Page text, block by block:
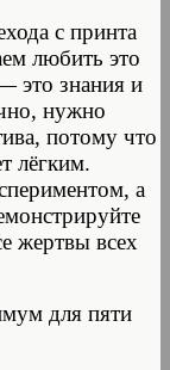
с принта
любить это
это знания и
нужно
потому что
лёгким.
а
жертвы всех
для пяти